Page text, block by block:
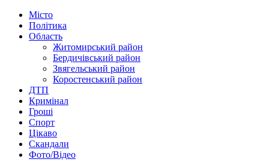
Місто
Політика
Область
Житомирський район
Бердичівський район
Звягельський район
Коростенський район
ДТП
Кримінал
Гроші
Спорт
Цікаво
Скандали
Фото/Відео